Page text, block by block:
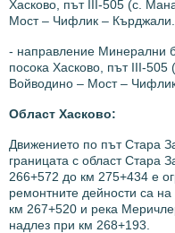
Хасково, път ІІІ-505 (с.
Мост – Чифлик – Кърджали.
- направление Минерални
посока Хасково, път ІІІ-
Войводино – Мост –
Област Хасково:
Движението по път Стара
границата с област Стара
266+572 до км 275+434 е
ремонтните дейности са
км 267+520 и река
надлез при км 268+193.